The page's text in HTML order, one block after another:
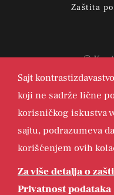
Sajt
koji ne sadrže lične
korisničkog iskustva
sajtu, podrazumeva
korišćenjem ovih
Za više detalja o
Privatnost podataka
Zaštita
©